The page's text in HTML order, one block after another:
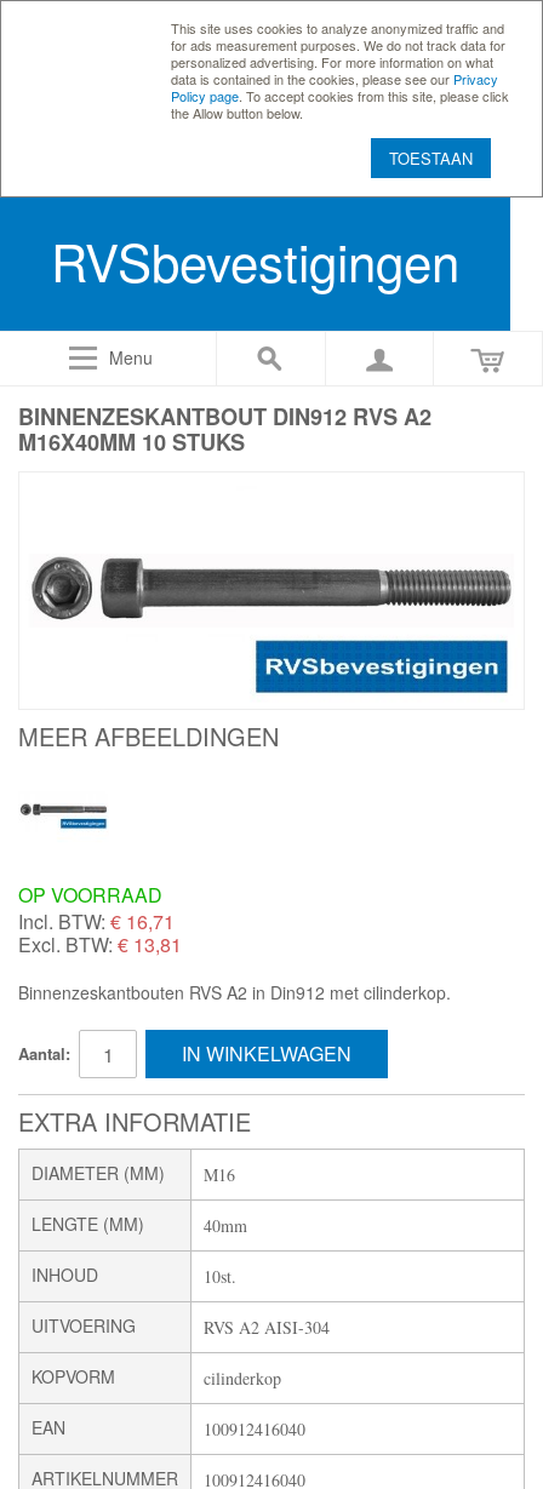
This site uses cookies to analyze anonymized traffic and
for ads measurement purposes. We do not track data for
personalized advertising. For more information on what
data is contained in the cookies, please see our Privacy
Policy page . To accept cookies from this site, please click
the Allow button below.
TOESTAAN
RVSbevestigingen
Menu
BINNENZESKANTBOUT DIN912 RVS A2
M16X40MM 10 STUKS
MEER AFBEELDINGEN
OP VOORRAAD
Incl. BTW: € 16,71
Excl. BTW: € 13,81
Binnenzeskantbouten RVS A2 in Din912 met cilinderkop.
Aantal: IN WINKELWAGEN
EXTRA INFORMATIE
DIAMETER (MM) M16
LENGTE (MM) 40mm
INHOUD 10st.
UITVOERING RVS A2 AISI-304
KOPVORM cilinderkop
EAN 100912416040
ARTIKELNUMMER 100912416040